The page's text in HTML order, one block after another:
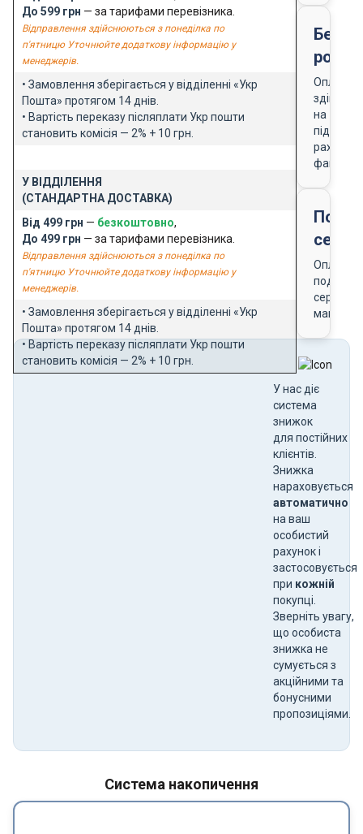
До 599 грн — за тарифами перевізника.
Відправлення здійснюються з понеділка по
п'ятницю Уточнюйте додаткову інформацію у
менеджерів.
• Замовлення зберігається у відділенні «Укр
Пошта» протягом 14 днів.
• Вартість переказу післяплати Укр пошти
становить комісія — 2% + 10 грн.
У ВІДДІЛЕННЯ
(СТАНДАРТНА ДОСТАВКА)
Від 499 грн — безкоштовно,
До 499 грн — за тарифами перевізника.
Відправлення здійснюються з понеділка по
п'ятницю Уточнюйте додаткову інформацію у
менеджерів.
• Замовлення зберігається у відділенні «Укр
Пошта» протягом 14 днів.
• Вартість переказу післяплати Укр пошти
становить комісія — 2% + 10 грн.
Оплата
на
підставі
рахунку-
фактури
Оплата
магазину
У нас діє
система
знижок
для постійних
клієнтів.
Знижка
нараховується
автоматично
на ваш
особистий
рахунок і
застосовується
при кожній
покупці.
Зверніть увагу,
що особиста
знижка не
сумується з
акційними та
бонусними
пропозиціями.
Система накопичення